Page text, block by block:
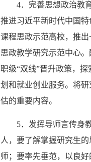
4．完善思想政治教
推进习近平新时代中国
课程思政示范高校，推
思政教学研究示范中心
职级“双线”晋升政策，
划和就业创业服务。将
估的重要内容。
5．发挥导师言传身
人，要了解掌握研究生
师；要率先垂范，以良